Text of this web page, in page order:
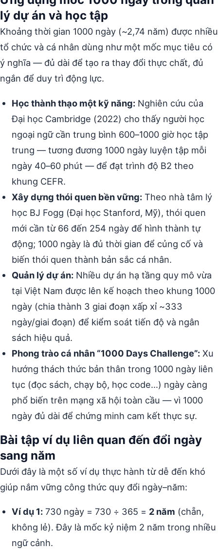
lý dự án và học tập
Khoảng thời gian 1000 ngày (~2,74 năm) được nhiều
tổ chức và cá nhân dùng như một mốc mục tiêu có
ý nghĩa — đủ dài để tạo ra thay đổi thực chất, đủ
ngắn để duy trì động lực.
Học thành thạo một kỹ năng: Nghiên cứu của
Đại học Cambridge (2022) cho thấy người học
ngoại ngữ cần trung bình 600–1000 giờ học tập
trung — tương đương 1000 ngày luyện tập mỗi
ngày 40–60 phút — để đạt trình độ B2 theo
khung CEFR.
Xây dựng thói quen bền vững: Theo nhà tâm lý
học BJ Fogg (Đại học Stanford, Mỹ), thói quen
mới cần từ 66 đến 254 ngày để hình thành tự
động; 1000 ngày là đủ thời gian để củng cố và
biến thói quen thành bản sắc cá nhân.
Quản lý dự án: Nhiều dự án hạ tầng quy mô vừa
tại Việt Nam được lên kế hoạch theo khung 1000
ngày (chia thành 3 giai đoạn xấp xỉ ~333
ngày/giai đoạn) để kiểm soát tiến độ và ngân
sách hiệu quả.
Phong trào cá nhân “1000 Days Challenge”: Xu
hướng thách thức bản thân trong 1000 ngày liên
tục (đọc sách, chạy bộ, học code…) ngày càng
phổ biến trên mạng xã hội toàn cầu — vì 1000
ngày đủ dài để chứng minh cam kết thực sự.
Bài tập ví dụ liên quan đến đổi ngày
sang năm
Dưới đây là một số ví dụ thực hành từ dễ đến khó
giúp nắm vững công thức quy đổi ngày–năm:
Ví dụ 1: 730 ngày = 730 ÷ 365 = 2 năm (chẵn,
không lẻ). Đây là mốc kỷ niệm 2 năm trong nhiều
ngữ cảnh.